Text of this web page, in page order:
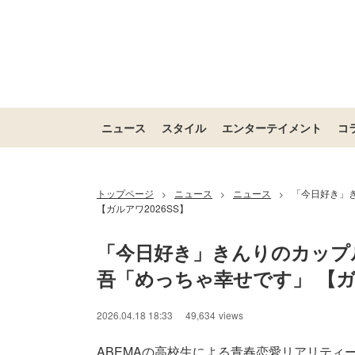
ニュース スタイル エンターテイメント コ
トップページ > ニュース > ニュース >
「今日好き
【ガルアワ2026SS】
「今日好き」きんりのカッ
吾「めっちゃ幸せです」 【
2026.04.18 18:33 49,634 views